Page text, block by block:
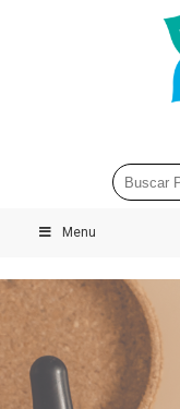
Menu